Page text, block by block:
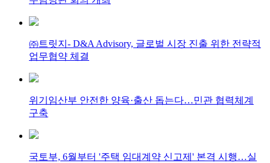
㈜트릿지- D&A Advisory, 글로벌 시장 진출 위한 전략적
업무협약 체결
위기임산부 안전한 양육·출산 돕는다…민관 협력체계
구축
국토부, 6월부터 '주택 임대계약 신고제' 본격 시행…실